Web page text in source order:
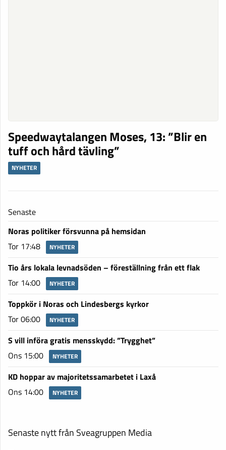
Speedwaytalangen Moses, 13: ”Blir en
tuff och hård tävling”
NYHETER
Senaste
Noras politiker försvunna på hemsidan
Tor 17:48
NYHETER
Tio års lokala levnadsöden – föreställning från ett flak
Tor 14:00
NYHETER
Toppkör i Noras och Lindesbergs kyrkor
Tor 06:00
NYHETER
S vill införa gratis mensskydd: ”Trygghet”
Ons 15:00
NYHETER
KD hoppar av majoritetssamarbetet i Laxå
Ons 14:00
NYHETER
Senaste nytt från Sveagruppen Media